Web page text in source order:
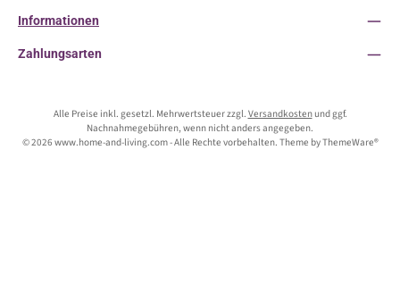
Informationen
Zahlungsarten
Alle Preise inkl. gesetzl. Mehrwertsteuer zzgl. Versandkostenund ggf.
Nachnahmegebühren, wenn nicht anders angegeben.
© 2026 www.home-and-living.com - Alle Rechte vorbehalten. Theme byThemeWare®